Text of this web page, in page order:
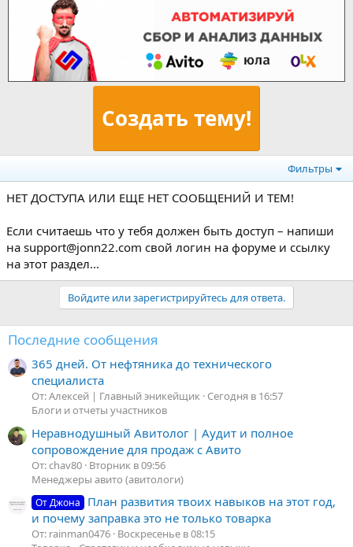
Создать тему!
Фильтры
НЕТ ДОСТУПА ИЛИ ЕЩЕ НЕТ СООБЩЕНИЙ И ТЕМ!
Если считаешь что у тебя должен быть доступ – напиши
на support@jonn22.com свой логин на форуме и ссылку
на этот раздел...
Войдите или зарегистрируйтесь для ответа.
Последние сообщения
365 дней. От нефтяника до технического
специалиста
От: Алексей | Главный эникейщик Сегодня в 16:57
Блоги и отчеты участников
Неравнодушный Авитолог | Аудит и полное
сопровождение для продаж с Авито
От: chav80 Вторник в 09:56
Менеджеры авито (авитологи)
От Джона
План развития твоих навыков на этот год,
и почему заправка это не только товарка
От: rainman0476 Воскресенье в 08:15